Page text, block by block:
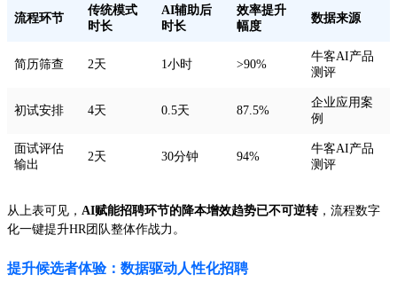
流程环节
传统模式
时长
AI辅助后
时长
效率提升
幅度
数据来源
简历筛查 2天 1小时 >90%
牛客AI产品
测评
初试安排 4天 0.5天 87.5%
企业应用案
例
面试评估
输出
2天 30分钟 94%
牛客AI产品
测评
从上表可见， AI赋能招聘环节的降本增效趋势已不可逆转，流程数字
化一键提升HR团队整体作战力。
提升候选者体验：数据驱动人性化招聘